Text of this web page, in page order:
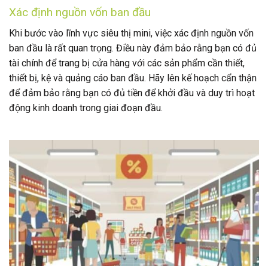
Xác định nguồn vốn ban đầu
Khi bước vào lĩnh vực siêu thị mini, việc xác định nguồn vốn
ban đầu là rất quan trọng. Điều này đảm bảo rằng bạn có đủ
tài chính để trang bị cửa hàng với các sản phẩm cần thiết,
thiết bị, kệ và quảng cáo ban đầu. Hãy lên kế hoạch cẩn thận
để đảm bảo rằng bạn có đủ tiền để khởi đầu và duy trì hoạt
động kinh doanh trong giai đoạn đầu.